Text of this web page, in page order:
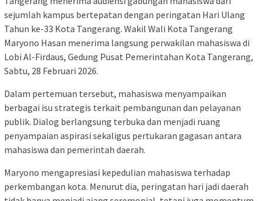
sejumlah kampus bertepatan dengan peringatan Hari Ulang
Tahun ke-33 Kota Tangerang. Wakil Wali Kota Tangerang
Maryono Hasan menerima langsung perwakilan mahasiswa di
Lobi Al-Firdaus, Gedung Pusat Pemerintahan Kota Tangerang,
Sabtu, 28 Februari 2026.
Dalam pertemuan tersebut, mahasiswa menyampaikan
berbagai isu strategis terkait pembangunan dan pelayanan
publik. Dialog berlangsung terbuka dan menjadi ruang
penyampaian aspirasi sekaligus pertukaran gagasan antara
mahasiswa dan pemerintah daerah.
Maryono mengapresiasi kepedulian mahasiswa terhadap
perkembangan kota. Menurut dia, peringatan hari jadi daerah